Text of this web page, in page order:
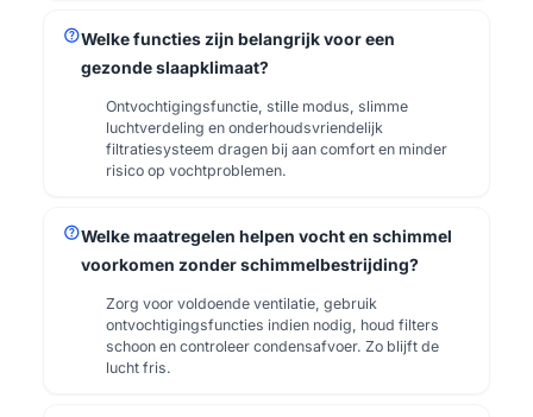
helpWelke functies zijn belangrijk voor een
gezonde slaapklimaat?
Ontvochtigingsfunctie, stille modus, slimme
luchtverdeling en onderhoudsvriendelijk
filtratiesysteem dragen bij aan comfort en minder
risico op vochtproblemen.
helpWelke maatregelen helpen vocht en schimmel
voorkomen zonder schimmelbestrijding?
Zorg voor voldoende ventilatie, gebruik
ontvochtigingsfuncties indien nodig, houd filters
schoon en controleer condensafvoer. Zo blijft de
lucht fris.